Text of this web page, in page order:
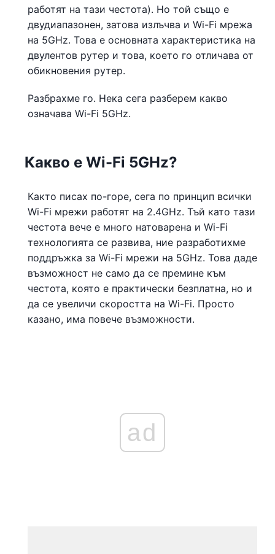
работят на тази честота). Но той също е
двудиапазонен, затова излъчва и Wi-Fi мрежа
на 5GHz. Това е основната характеристика на
двулентов рутер и това, което го отличава от
обикновения рутер.
Разбрахме го. Нека сега разберем какво
означава Wi-Fi 5GHz.
Какво е Wi-Fi 5GHz?
Както писах по-горе, сега по принцип всички
Wi-Fi мрежи работят на 2.4GHz. Тъй като тази
честота вече е много натоварена и Wi-Fi
технологията се развива, ние разработихме
поддръжка за Wi-Fi мрежи на 5GHz. Това даде
възможност не само да се премине към
честота, която е практически безплатна, но и
да се увеличи скоростта на Wi-Fi. Просто
казано, има повече възможности.
ad